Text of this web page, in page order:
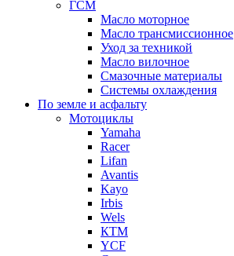
ГСМ
Масло моторное
Масло трансмиссионное
Уход за техникой
Масло вилочное
Смазочные материалы
Системы охлаждения
По земле и асфальту
Мотоциклы
Yamaha
Racer
Lifan
Avantis
Kayo
Irbis
Wels
КТМ
YCF